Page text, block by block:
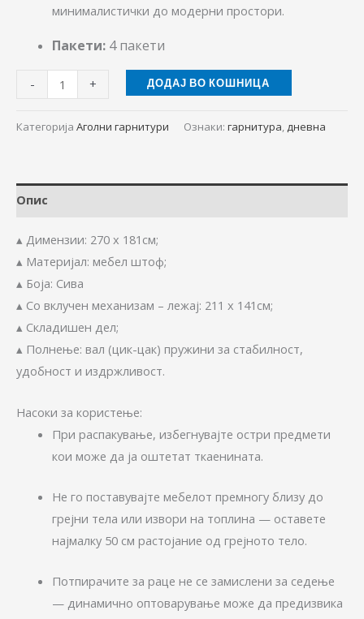
минималистички до модерни простори.
Пакети:4 пакети
- + ДОДАЈ ВО КОШНИЦА
Категорија Аголни гарнитури Ознаки: гарнитура, дневна
Опис
▴ Димензии: 270 х 181см;
▴ Материјал: мебел штоф;
▴ Боја: Сива
▴ Со вклучен механизам – лежај: 211 x 141см;
▴ Складишен дел;
▴ Полнење: вал (цик-цак) пружини за стабилност,
удобност и издржливост.
Насоки за користење:
При распакување, избегнувајте остри предмети
кои може да ја оштетат ткаенината.
Не го поставувајте мебелот премногу близу до
грејни тела или извори на топлина — оставете
најмалку 50 см растојание од грејното тело.
Потпирачите за раце не се замислени за седење
— динамично оптоварување може да предизвика